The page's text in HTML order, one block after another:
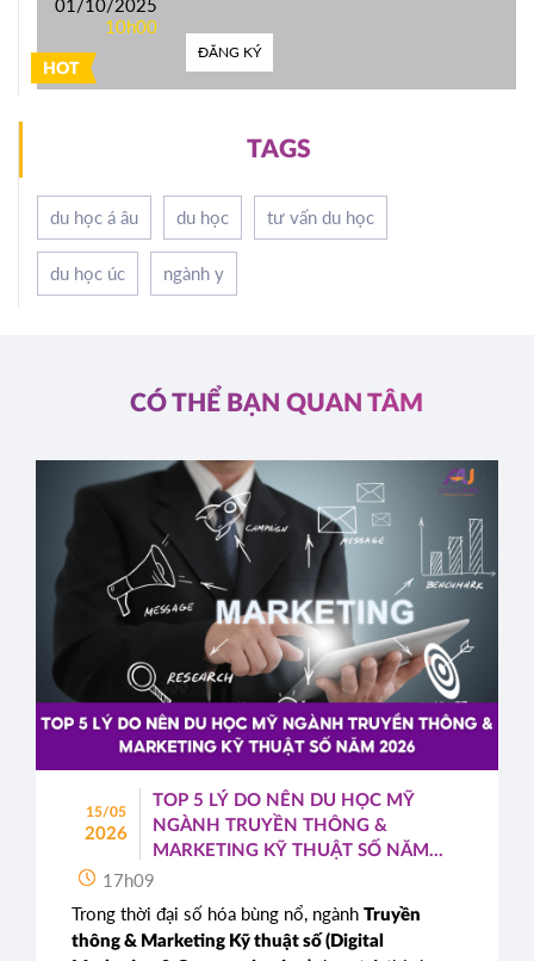
HOT
01/10/2025
10h00
ĐĂNG KÝ
TAGS
du học á âu du học tư vấn du học
du học úc ngành y
CÓ THỂ BẠN QUAN TÂM
15/05
2026
TOP 5 LÝ DO NÊN DU HỌC MỸ
NGÀNH TRUYỀN THÔNG &
MARKETING KỸ THUẬT SỐ NĂM
2026
17h09
Trong thời đại số hóa bùng nổ, ngành Truyền
thông & Marketing Kỹ thuật số (Digital